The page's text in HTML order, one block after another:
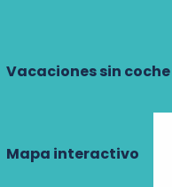
Vacaciones sin coche
Mapa interactivo